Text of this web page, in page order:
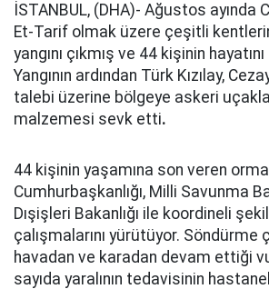
İSTANBUL, (DHA)- Ağustos ayında
Et-Tarif olmak üzere çeşitli
yangını çıkmış ve 44 kişinin
Yangının ardından Türk Kızılay,
talebi üzerine bölgeye askeri
malzemesi sevk etti.
44 kişinin yaşamına son veren
Cumhurbaşkanlığı, Milli Savunma
Dışişleri Bakanlığı ile koordineli
çalışmalarını yürütüyor. Söndürme
havadan ve karadan devam ettiği
sayıda yaralının tedavisinin